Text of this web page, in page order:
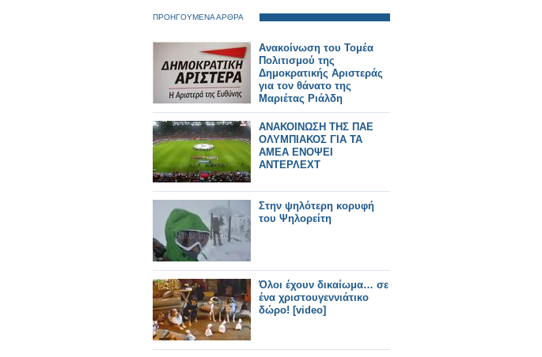
ΠΡΟΗΓΟΥΜΕΝΑ ΑΡΘΡΑ
Ανακοίνωση του Τομέα
Πολιτισμού της
Δημοκρατικής Αριστεράς
για τον θάνατο της
Μαριέτας Ριάλδη
ΑΝΑΚΟΙΝΩΣΗ ΤΗΣ ΠΑΕ
ΟΛΥΜΠΙΑΚΟΣ ΓΙΑ ΤΑ
ΑΜΕΑ ΕΝΟΨΕΙ
ΑΝΤΕΡΛΕΧΤ
Στην ψηλότερη κορυφή
του Ψηλορείτη
Όλοι έχουν δικαίωμα… σε
ένα χριστουγεννιάτικο
δώρο! [video]